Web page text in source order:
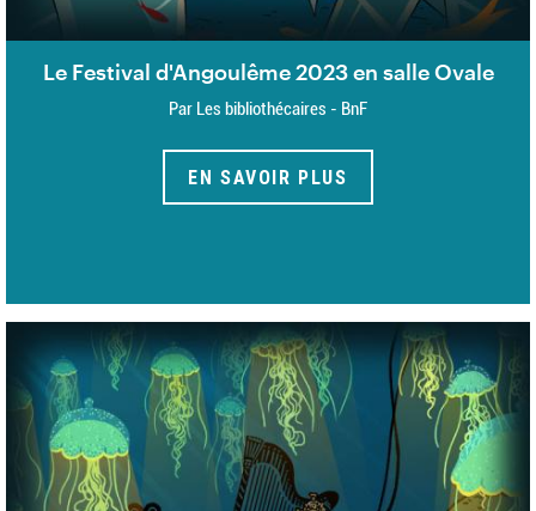
Le Festival d'Angoulême 2023 en salle Ovale
Par Les bibliothécaires - BnF
EN SAVOIR PLUS